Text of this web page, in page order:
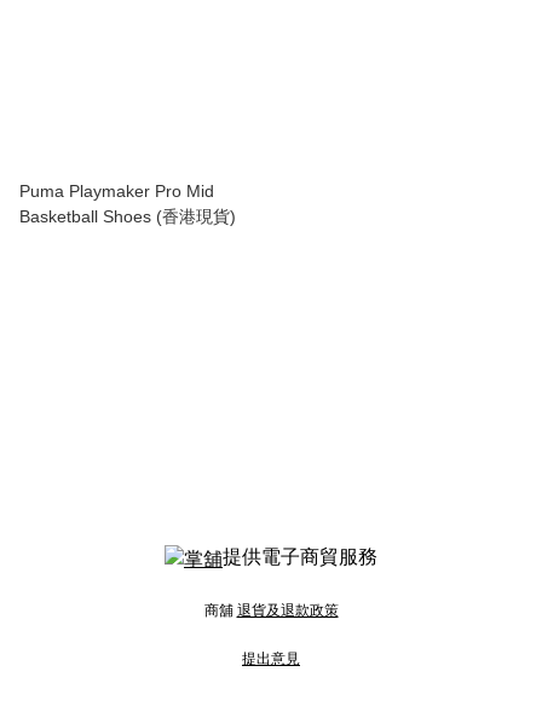
Puma Playmaker Pro Mid
Basketball Shoes (香港現貨)
提供電子商貿服務
商舖 退貨及退款政策
提出意見